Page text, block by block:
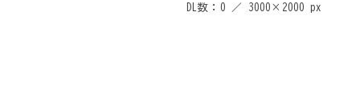
DL数：0 ／ 3000×2000 px